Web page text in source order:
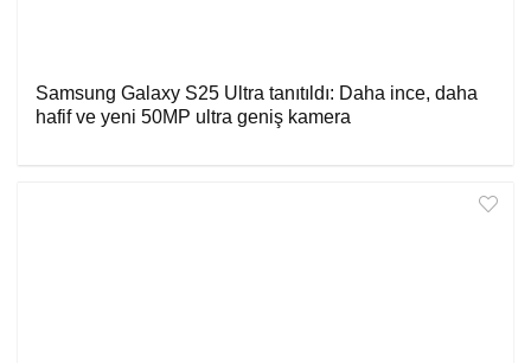
Samsung Galaxy S25 Ultra tanıtıldı: Daha ince, daha
hafif ve yeni 50MP ultra geniş kamera